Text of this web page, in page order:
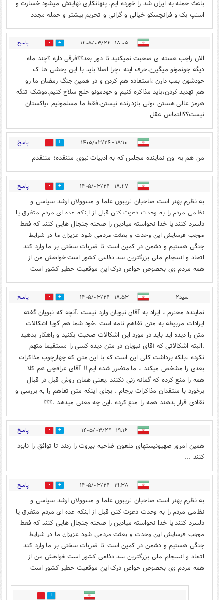
باعث حمله به ایران شد را خورده ایم. پنهانکاری نهایتش میشود خسارت و
اسنپ بک و فرانچسکو خیالی و گرانی و تحریم بیشتر و حمله مجدد
۱۸:۰۵ - ۱۴۰۵/۰۳/۲۴ 0 پاسخ
الان راجب هسته ی صحبت نمیکنید تا دور بعد؟؟فرقی داره ؟چند ماه
دیگه جونمونو میگیرن.حرف اینه ،چرا اصلا باید با این وحشی ها ک
خودشون بمب دارن ،استفاده هم کردن و در همین جنگ رمضان ما رو
هم تهدید کردن،باید مذاکره کنیم و خودمونو خلع سلاح کنیم.موشک تنگه
هرمز عالی هستن ،ولی بازدارنده نیستن.فقط ما مسلمونیم ،پاکستان
نیست؟؟التماس عقل
۱۸:۱۰ - ۱۴۰۵/۰۳/۲۴ 0 پاسخ
من هم به اون نماینده مجلس که به ادبیات نبوی منتقده؛ منتقدم
۱۸:۴۷ - ۱۴۰۵/۰۳/۲۴ 0 پاسخ
به نظرم بهتر است صاحبان تریبون علما و مسوولان ارشد سیاسی و
نظامی مردم را به وحدت دعوت کنن قبل از اینکه عده ای مردم متفرق یا
دلسرد کنند یا خدا نخواسته میادین را صحنه جنجال هایی کنند که فقط
موجب فرسایش این وحدت و بعثت مردمی شود عزیزان ما در شرایط
جنگی هستیم و دشمن در کمین است تا ضربات سختی بر ما وارد کند
اتحاد و انسجام ملی بزرگترین سد دفاعی کشور است خواهش من از
همه مردم وی بخصوص خواص درک این موقعیت خطیر کشور است
سید۲ ۱۸:۵۳ - ۱۴۰۵/۰۳/۲۴ 0 پاسخ
نماینده محترم ، ایراد به آقای نبویان وارد نیست .آنچه که نبویان گفته
ایرادات مربوطه به متن تفاهم نامه است .خود شما هم گویا اشکالات
متن را دیده اید باید در مورد این اشکالات صحبت بکنید و راهکار بدهید
.البته اشکالاتی که آقای نبویان در متن دیده کسی را مستقیما متهم
نکرده ،بلکه برداشت کلی این است که با این متن که چهارچوب مذاکرات
بعدی را مشخص میکند ، ما متضرر شده ایم !! آقای عراقچی هم کلا
همه را منع کرده که گمانه زنی نکنند .یعنی همان روش قبل در قبال
برخورد با منتقدان مذاکرات برجام . بجای اینکه متن تفاهم را به بررسی و
نقادی قرار بدهند همه را منع کرده .این چه معنی میدهد .؟؟؟
۱۹:۱۶ - ۱۴۰۵/۰۳/۲۴ 0 پاسخ
همین امروز صهیونیستهای ملعون ضاحیه بیروت را زدند تا توافق را نابود
کنند ...
۱۹:۳۸ - ۱۴۰۵/۰۳/۲۴ 3 پاسخ
به نظرم بهتر است صاحبان تریبون علما و مسوولان ارشد سیاسی و
نظامی مردم را به وحدت دعوت کنن قبل از اینکه عده ای مردم متفرق یا
دلسرد کنند یا خدا نخواسته میادین را صحنه جنجال هایی کنند که فقط
موجب فرسایش این وحدت و بعثت مردمی شود عزیزان ما در شرایط
جنگی هستیم و دشمن در کمین است تا ضربات سختی بر ما وارد کند
اتحاد و انسجام ملی بزرگترین سد دفاعی کشور است خواهش من از
همه مردم وی بخصوص خواص درک این موقعیت خطیر کشور است
0